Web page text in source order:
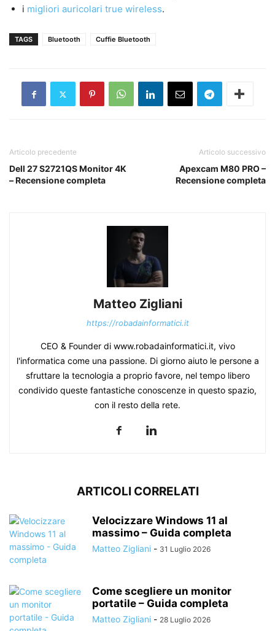
i migliori auricolari true wireless.
TAGS Bluetooth Cuffie Bluetooth
Articolo precedente
Dell 27 S2721QS Monitor 4K
– Recensione completa
Articolo successivo
Apexcam M80 PRO –
Recensione completa
Matteo Zigliani
https://robadainformatici.it
CEO & Founder di www.robadainformatici.it, vivo
l'informatica come una passione. Di giorno aiuto le persone a
sfruttare la tecnologia a proprio favore, nel tempo libero
condivido queste fantastiche conoscenze in questo spazio,
con il resto della rete.
ARTICOLI CORRELATI
Velocizzare Windows 11 al
massimo – Guida completa
Matteo Zigliani - 31 Luglio 2026
Come scegliere un monitor
portatile – Guida completa
Matteo Zigliani - 28 Luglio 2026